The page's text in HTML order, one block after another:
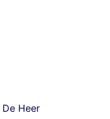
De Heer